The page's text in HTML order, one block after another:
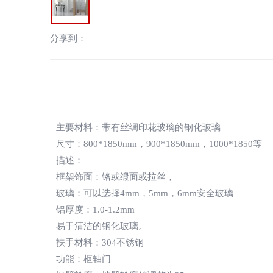
分享到：
主要材料：带有丝绸印花玻璃的钢化玻璃
尺寸：800*1850mm，900*1850mm，1000*1850等
描述：
框架饰面：铬或缎面或拉丝，
玻璃：可以选择4mm，5mm，6mm安全玻璃
铝厚度：1.0-1.2mm
易于清洁的钢化玻璃。
扶手材料：304不锈钢
功能：枢轴门